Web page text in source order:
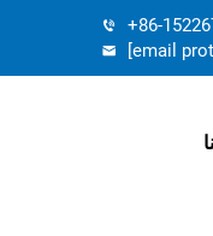
+86-
[email